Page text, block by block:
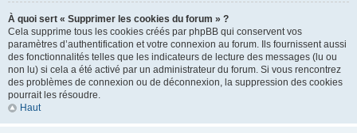
À quoi sert « Supprimer les cookies du forum » ?
Cela supprime tous les cookies créés par phpBB qui conservent vos
paramètres d’authentification et votre connexion au forum. Ils fournissent aussi
des fonctionnalités telles que les indicateurs de lecture des messages (lu ou
non lu) si cela a été activé par un administrateur du forum. Si vous rencontrez
des problèmes de connexion ou de déconnexion, la suppression des cookies
pourrait les résoudre.
Haut